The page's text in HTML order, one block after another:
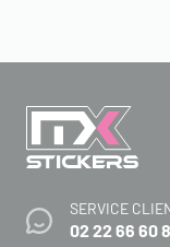
SERVICE
02 22 66 60